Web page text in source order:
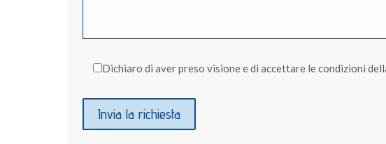
Dichiaro di aver preso visione e di accettare le condizioni